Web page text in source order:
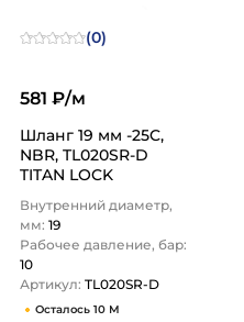
(0)
581 ₽/м
Шланг 19 мм -25C,
NBR, TL020SR-D
TITAN LOCK
Внутренний диаметр,
мм: 19
Рабочее давление, бар:
10
Артикул: TL020SR-D
Осталось 10 М